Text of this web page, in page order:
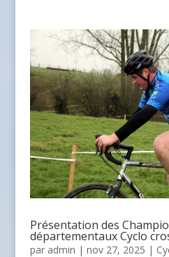
Présentation des
départementaux Cyclo
par admin | nov 27, 2025 |